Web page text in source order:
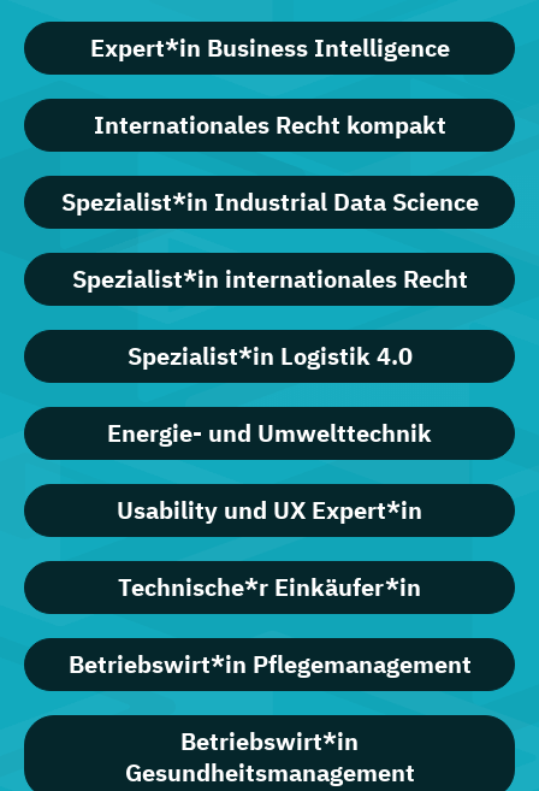
Expert*in Business Intelligence
Internationales Recht kompakt
Spezialist*in Industrial Data Science
Spezialist*in internationales Recht
Spezialist*in Logistik 4.0
Energie- und Umwelttechnik
Usability und UX Expert*in
Technische*r Einkäufer*in
Betriebswirt*in Pflegemanagement
Betriebswirt*in
Gesundheitsmanagement